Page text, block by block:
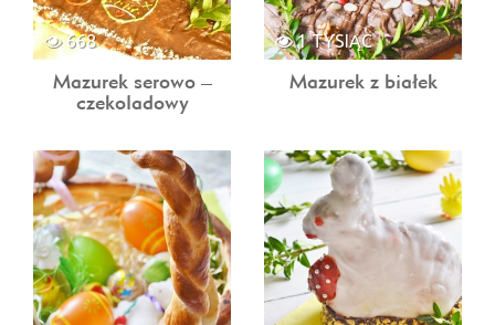
668
Mazurek serowo –
czekoladowy
1 TYSIĄC
Mazurek z białek